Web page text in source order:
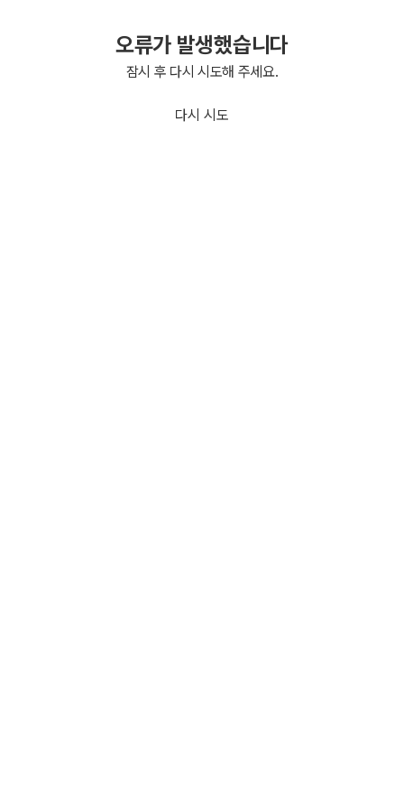
오류가 발생했습니다
잠시 후 다시 시도해 주세요.
다시 시도